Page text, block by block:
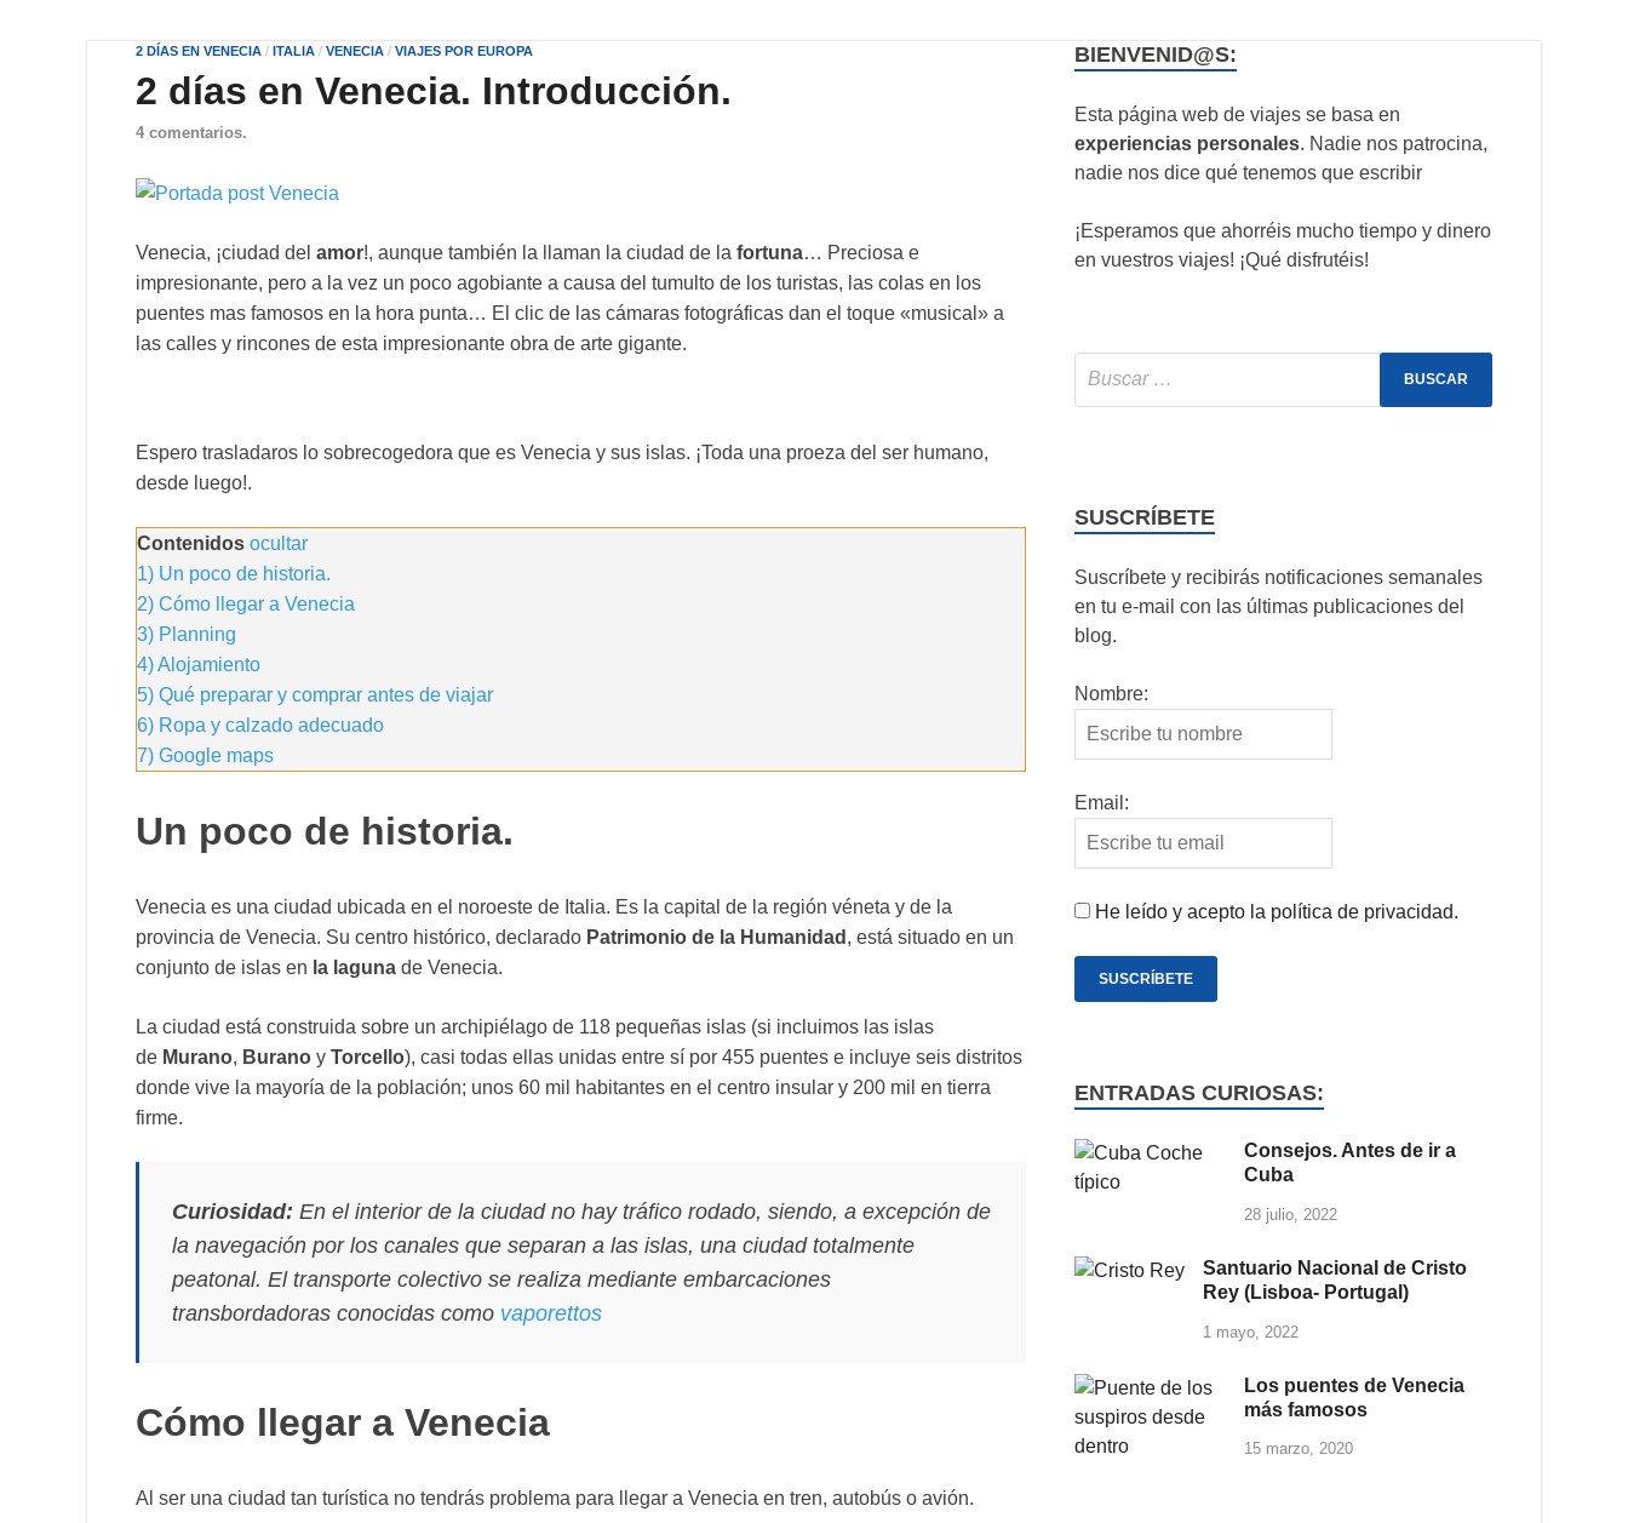
2 DÍAS EN VENECIA / ITALIA / VENECIA / VIAJES POR EUROPA
2 días en Venecia. Introducción.
4 comentarios.
Venecia, ¡ciudad del amor!, aunque también la llaman la ciudad de la fortuna… Preciosa e
impresionante, pero a la vez un poco agobiante a causa del tumulto de los turistas, las colas en los
puentes mas famosos en la hora punta… El clic de las cámaras fotográficas dan el toque «musical» a
las calles y rincones de esta impresionante obra de arte gigante.
Espero trasladaros lo sobrecogedora que es Venecia y sus islas. ¡Toda una proeza del ser humano,
desde luego!.
Contenidos ocultar
1) Un poco de historia.
2) Cómo llegar a Venecia
3) Planning
4)Alojamiento
5) Qué preparar y comprar antes de viajar
6) Ropa y calzado adecuado
7) Google maps
Un poco de historia.
Venecia es una ciudad ubicada en el noroeste de Italia. Es la capital de la región véneta y de la
provincia de Venecia. Su centro histórico, declarado Patrimonio de la Humanidad , está situado en un
conjunto de islas en la laguna de Venecia.
La ciudad está construida sobre un archipiélago de 118 pequeñas islas (si incluimos las islas
de Murano, Burano y Torcello), casi todas ellas unidas entre sí por 455 puentes e incluye seis distritos
donde vive la mayoría de la población; unos 60 mil habitantes en el centro insular y 200 mil en tierra
firme.
Curiosidad: En el interior de la ciudad no hay tráfico rodado, siendo, a excepción de
la navegación por los canales que separan a las islas, una ciudad totalmente
peatonal. El transporte colectivo se realiza mediante embarcaciones
transbordadoras conocidas como vaporettos
Cómo llegar a Venecia
Al ser una ciudad tan turística no tendrás problema para llegar a Venecia en tren, autobús o avión.
BIENVENID@S:
Esta página web de viajes se basa en
experiencias personales. Nadie nos patrocina,
nadie nos dice qué tenemos que escribir
¡Esperamos que ahorréis mucho tiempo y dinero
en vuestros viajes! ¡Qué disfrutéis!
SUSCRÍBETE
Suscríbete y recibirás notificaciones semanales
en tu e-mail con las últimas publicaciones del
blog.
Nombre:
Email:
He leído y acepto la política de privacidad.
ENTRADAS CURIOSAS:
Consejos. Antes de ir a
Cuba
28 julio, 2022
Santuario Nacional de Cristo
Rey (Lisboa- Portugal)
1 mayo, 2022
Los puentes de Venecia
más famosos
15 marzo, 2020